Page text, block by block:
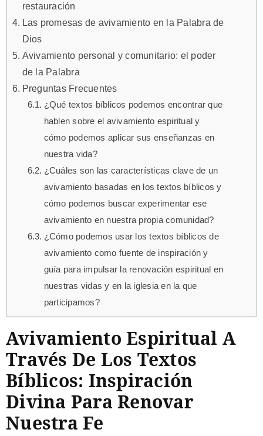
restauración
Las promesas de avivamiento en la Palabra de
Dios
Avivamiento personal y comunitario: el poder
de la Palabra
Preguntas Frecuentes
¿Qué textos bíblicos podemos encontrar que
hablen sobre el avivamiento espiritual y
cómo podemos aplicar sus enseñanzas en
nuestra vida?
¿Cuáles son las características clave de un
avivamiento basadas en los textos bíblicos y
cómo podemos buscar experimentar ese
avivamiento en nuestra propia comunidad?
¿Cómo podemos usar los textos bíblicos de
avivamiento como fuente de inspiración y
guía para impulsar la renovación espiritual en
nuestras vidas y en la iglesia en la que
participamos?
Avivamiento Espiritual A
Través De Los Textos
Bíblicos: Inspiración
Divina Para Renovar
Nuestra Fe